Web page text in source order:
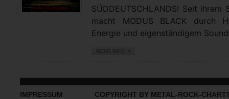
SÜDDEUTSCHLANDS! Seit
macht MODUS BLACK durch
Energie und eigenständigem
IMPRESSUM COPYRIGHT BY METAL-ROCK-